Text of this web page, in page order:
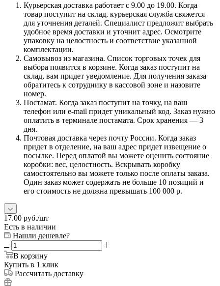
Курьерская доставка работает с 9.00 до 19.00. Когда
товар поступит на склад, курьерская служба свяжется
для уточнения деталей. Специалист предложит выбрать
удобное время доставки и уточнит адрес. Осмотрите
упаковку на целостность и соответствие указанной
комплектации.
Самовывоз из магазина. Список торговых точек для
выбора появится в корзине. Когда заказ поступит на
склад, вам придет уведомление. Для получения заказа
обратитесь к сотруднику в кассовой зоне и назовите
номер.
Постамат. Когда заказ поступит на точку, на ваш
телефон или e-mail придет уникальный код. Заказ нужно
оплатить в терминале постамата. Срок хранения — 3
дня.
Почтовая доставка через почту России. Когда заказ
придет в отделение, на ваш адрес придет извещение о
посылке. Перед оплатой вы можете оценить состояние
коробки: вес, целостность. Вскрывать коробку
самостоятельно вы можете только после оплаты заказа.
Один заказ может содержать не больше 10 позиций и
его стоимость не должна превышать 100 000 р.
17.00 руб./шт
Есть в наличии
Нашли дешевле?
В корзину
Купить в 1 клик
Рассчитать доставку